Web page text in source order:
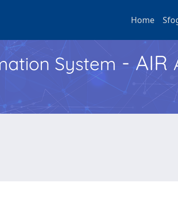
Home
System - AIR